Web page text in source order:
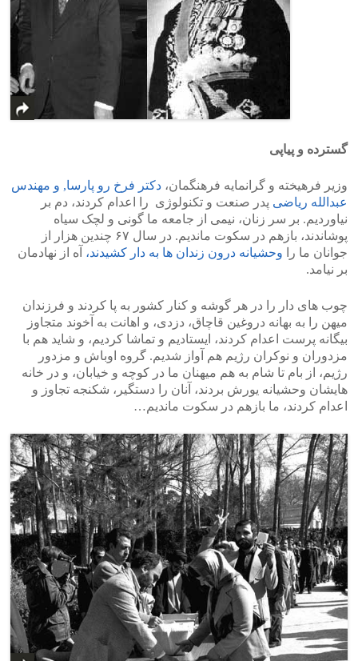
گسترده و پیاپی
وزیر فرهیخته و گرانمایه فرهنگمان، دکتر فرخ رو پارسا, و مهندس
عبدالله ریاضی پدر صنعت و تکنولوژی را اعدام کردند، دم بر
نیاوردیم. بر سر زنان، نیمی از جامعه ما گونی و لچک سیاه
پوشاندند، بازهم در سکوت ماندیم. در سال ۶۷ چندین هزار از
جوانان ما را وحشیانه درون زندان ها به دار کشیدند، آه از نهادمان
بر نیامد.
چوب های دار را در هر گوشه و کنار کشور به پا کردند و فرزندان
میهن را به بهانه دروغین قاچاق، دزدی، و اهانت به آخوند متجاوز
بیگانه پرست اعدام کردند، ایستادیم و تماشا کردیم، و شاید هم با
مزدوران و نوکران رژیم هم آواز شدیم. گروه اوباش و مزدور
رژیم، از بام تا شام به هم میهنان ما در کوچه و خیابان، و در خانه
هایشان وحشیانه یورش بردند، آنان را دستگیر، شکنجه تجاوز و
اعدام کردند، ما بازهم در سکوت ماندیم…